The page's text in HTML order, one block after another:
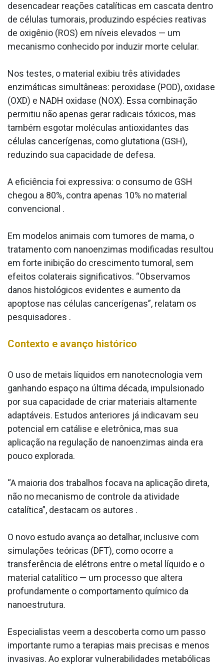
desencadear reações catalíticas em cascata dentro
de células tumorais, produzindo espécies reativas
de oxigênio (ROS) em níveis elevados — um
mecanismo conhecido por induzir morte celular.
Nos testes, o material exibiu três atividades
enzimáticas simultâneas: peroxidase (POD), oxidase
(OXD) e NADH oxidase (NOX). Essa combinação
permitiu não apenas gerar radicais tóxicos, mas
também esgotar moléculas antioxidantes das
células cancerígenas, como glutationa (GSH),
reduzindo sua capacidade de defesa.
A eficiência foi expressiva: o consumo de GSH
chegou a 80%, contra apenas 10% no material
convencional .
Em modelos animais com tumores de mama, o
tratamento com nanoenzimas modificadas resultou
em forte inibição do crescimento tumoral, sem
efeitos colaterais significativos. “Observamos
danos histológicos evidentes e aumento da
apoptose nas células cancerígenas”, relatam os
pesquisadores .
Contexto e avanço histórico
O uso de metais líquidos em nanotecnologia vem
ganhando espaço na última década, impulsionado
por sua capacidade de criar materiais altamente
adaptáveis. Estudos anteriores já indicavam seu
potencial em catálise e eletrônica, mas sua
aplicação na regulação de nanoenzimas ainda era
pouco explorada.
“A maioria dos trabalhos focava na aplicação direta,
não no mecanismo de controle da atividade
catalítica”, destacam os autores .
O novo estudo avança ao detalhar, inclusive com
simulações teóricas (DFT), como ocorre a
transferência de elétrons entre o metal líquido e o
material catalítico — um processo que altera
profundamente o comportamento químico da
nanoestrutura.
Especialistas veem a descoberta como um passo
importante rumo a terapias mais precisas e menos
invasivas. Ao explorar vulnerabilidades metabólicas